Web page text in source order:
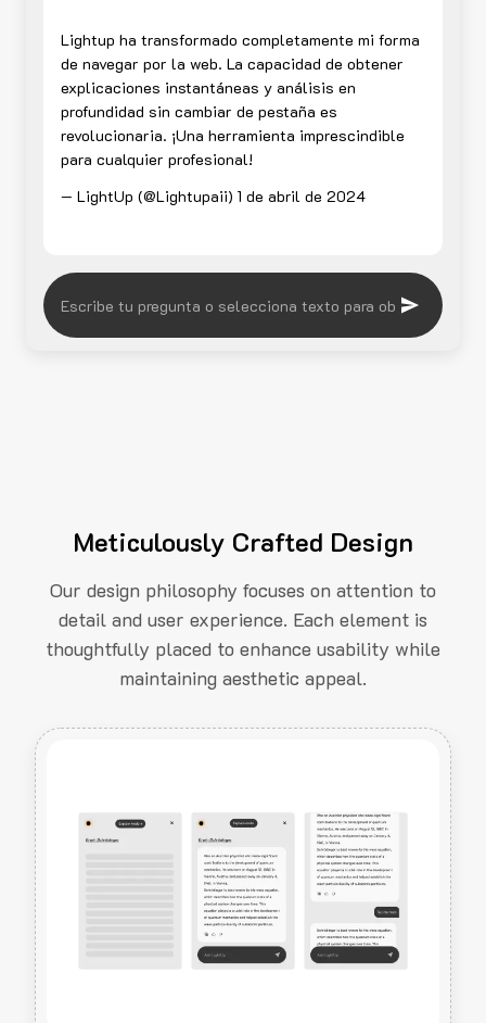
Lightup ha transformado completamente mi forma
de navegar por la web. La capacidad de obtener
explicaciones instantáneas y análisis en
profundidad sin cambiar de pestaña es
revolucionaria. ¡Una herramienta imprescindible
para cualquier profesional!
— LightUp (@Lightupaii) 1 de abril de 2024
Meticulously Crafted Design
Our design philosophy focuses on attention to
detail and user experience. Each element is
thoughtfully placed to enhance usability while
maintaining aesthetic appeal.